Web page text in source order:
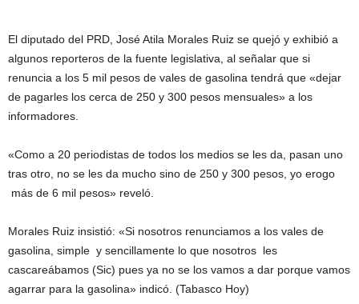
El diputado del PRD, José Atila Morales Ruiz se quejó y exhibió a
algunos reporteros de la fuente legislativa, al señalar que si
renuncia a los 5 mil pesos de vales de gasolina tendrá que «dejar
de pagarles los cerca de 250 y 300 pesos mensuales» a los
informadores.
«Como a 20 periodistas de todos los medios se les da, pasan uno
tras otro, no se les da mucho sino de 250 y 300 pesos, yo erogo
más de 6 mil pesos» reveló.
Morales Ruiz insistió: «Si nosotros renunciamos a los vales de
gasolina, simple y sencillamente lo que nosotros les
cascareábamos (Sic) pues ya no se los vamos a dar porque vamos
agarrar para la gasolina» indicó. (Tabasco Hoy)